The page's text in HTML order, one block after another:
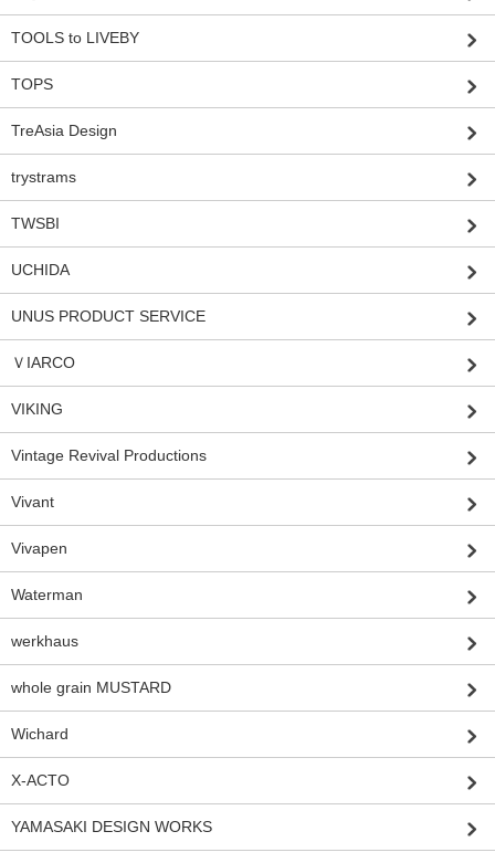
TOOLS to LIVEBY
TOPS
TreAsia Design
trystrams
TWSBI
UCHIDA
UNUS PRODUCT SERVICE
ＶIARCO
VIKING
Vintage Revival Productions
Vivant
Vivapen
Waterman
werkhaus
whole grain MUSTARD
Wichard
X-ACTO
YAMASAKI DESIGN WORKS